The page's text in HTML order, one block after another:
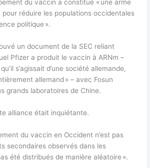
du vaccin a constitué « une arme
pour réduire les populations occidentales
politique ».
un document de la SEC reliant
Pfizer a produit le vaccin à ARNm –
s’agissait d’une société allemande,
allemand » – avec Fosun
grands laboratoires de Chine.
alliance était inquiétante.
du vaccin en Occident n’est pas
secondaires observés dans les
été distribués de manière aléatoire ».